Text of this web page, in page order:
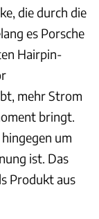
die durch die
es Porsche
Hairpin-
mehr Strom
bringt.
um
ist. Das
Produkt aus